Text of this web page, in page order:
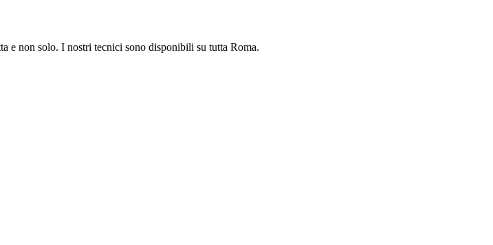
e non solo. I nostri tecnici sono disponibili su tutta Roma.